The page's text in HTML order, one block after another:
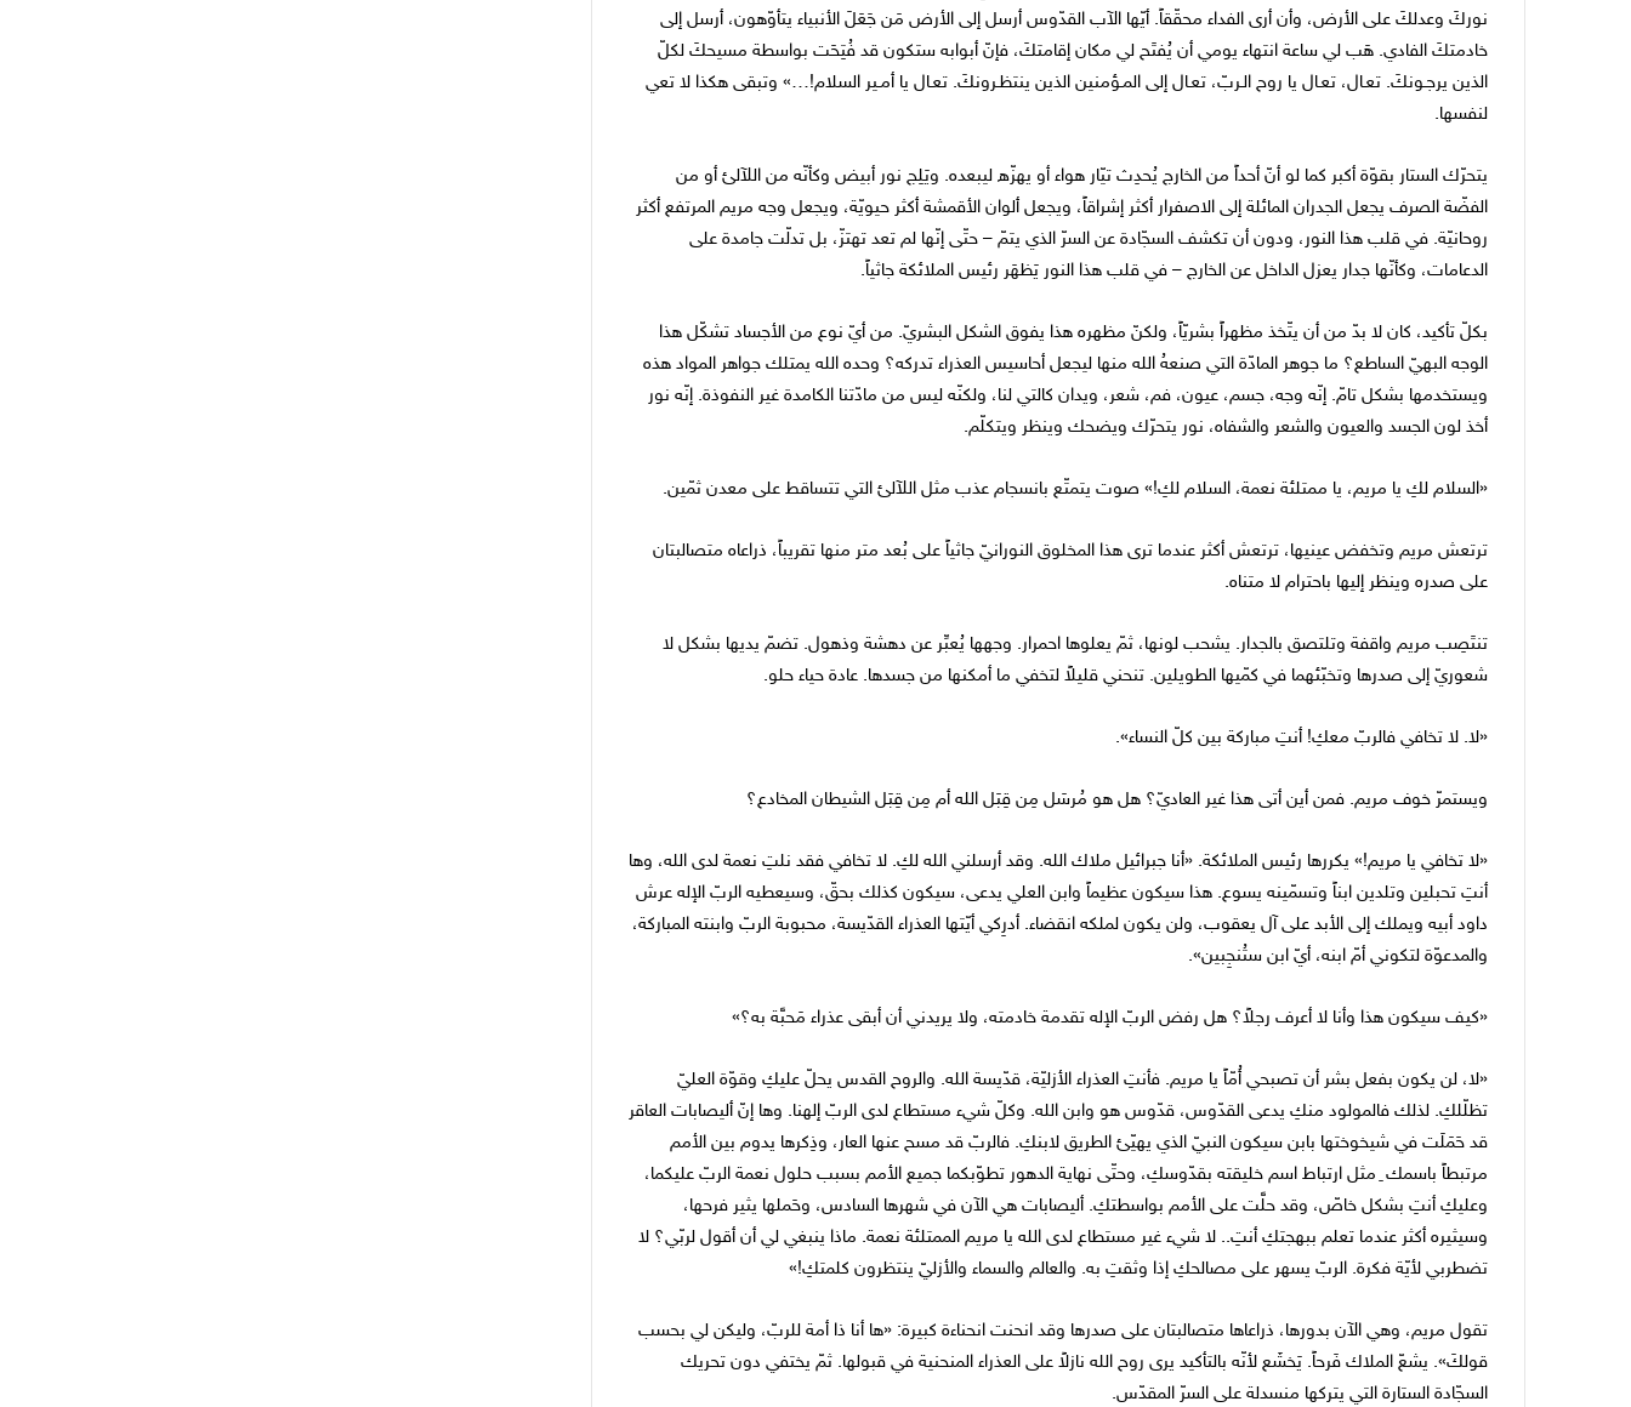
نوركَ وعدلكَ على الأرض، وأن أرى الفداء محقّقاً. أيّها الآب القدّوس أرسل إلى الأرض مَن جَعَلَ الأنبياء يتأوّهون، أرسل إلى
خادمتكَ الفادي. هَب لي ساعة انتهاء يومي أن يُفتَح لي مكان إقامتكَ، فإنّ أبوابه ستكون قد فُتِحَت بواسطة مسيحكَ لكلّ
الذين يرجـونكَ. تعـال، تعـال يا روح الـربّ، تعـال إلى المـؤمنين الذين ينتظـرونكَ. تعـال يا أمـير السلام!…» وتبقى هكذا لا تعي
لنفسها.
يتحرّك الستار بقوّة أكبر كما لو أنّ أحداً من الخارج يُحدِث تيّار هواء أو يهزّه ليبعده. ويَلِج نور أبيض وكأنّه من اللآلئ أو من
الفضّة الصرف يجعل الجدران المائلة إلى الاصفرار أكثر إشراقاً، ويجعل ألوان الأقمشة أكثر حيويّة، ويجعل وجه مريم المرتفع أكثر
روحانيّة. في قلب هذا النور، ودون أن تكشف السجّادة عن السرّ الذي يتمّ – حتّى إنّها لم تعد تهتزّ، بل تدلّت جامدة على
الدعامات، وكأنّها جدار يعزل الداخل عن الخارج – في قلب هذا النور يَظهَر رئيس الملائكة جاثياً.
بكلّ تأكيد، كان لا بدّ من أن يتّخذ مظهراً بشريّاً، ولكنّ مظهره هذا يفوق الشكل البشريّ. من أيّ نوع من الأجساد تشكّل هذا
الوجه البهيّ الساطع؟ ما جوهر المادّة التي صنعهُ الله منها ليجعل أحاسيس العذراء تدركه؟ وحده الله يمتلك جواهر المواد هذه
ويستخدمها بشكل تامّ. إنّه وجه، جسم، عيون، فم، شعر، ويدان كالتي لنا، ولكنّه ليس من مادّتنا الكامدة غير النفوذة. إنّه نور
أخذ لون الجسد والعيون والشعر والشفاه، نور يتحرّك ويضحك وينظر ويتكلّم.
«السلام لكِ يا مريم، يا ممتلئة نعمة، السلام لكِ!» صوت يتمتّع بانسجام عذب مثل اللآلئ التي تتساقط على معدن ثمّين.
ترتعش مريم وتخفض عينيها، ترتعش أكثر عندما ترى هذا المخلوق النورانيّ جاثياً على بُعد متر منها تقريباً، ذراعاه متصالبتان
على صدره وينظر إليها باحترام لا متناه.
تنتَصِب مريم واقفة وتلتصق بالجدار. يشحب لونها، ثمّ يعلوها احمرار. وجهها يُعبِّر عن دهشة وذهول. تضمّ يديها بشكل لا
شعوريّ إلى صدرها وتخبّئهما في كمّيها الطويلين. تنحني قليلاً لتخفي ما أمكنها من جسدها. عادة حياء حلو.
«لا. لا تخافي فالربّ معكِ! أنتِ مباركة بين كلّ النساء».
ويستمرّ خوف مريم. فمن أين أتى هذا غير العاديّ؟ هل هو مُرسَل مِن قِبَل الله أم مِن قِبَل الشيطان المخادع؟
«لا تخافي يا مريم!» يكررها رئيس الملائكة. «أنا جبرائيل ملاك الله. وقد أرسلني الله لكِ. لا تخافي فقد نلتِ نعمة لدى الله، وها
أنتِ تحبلين وتلدين ابناً وتسمّينه يسوع. هذا سيكون عظيماً وابن العلي يدعى، سيكون كذلك بحقّ، وسيعطيه الربّ الإله عرش
داود أبيه ويملك إلى الأبد على آل يعقوب، ولن يكون لملكه انقضاء. أدرِكي أيّتها العذراء القدّيسة، محبوبة الربّ وابنته المباركة،
والمدعوّة لتكوني أمّ ابنه، أيّ ابن ستُنجِبين».
«كيف سيكون هذا وأنا لا أعرف رجلاً؟ هل رفض الربّ الإله تقدمة خادمته، ولا يريدني أن أبقى عذراء مَحبَّة به؟»
«لا، لن يكون بفعل بشر أن تصبحي أُمّاً يا مريم. فأنتِ العذراء الأزليّة، قدّيسة الله. والروح القدس يحلّ عليكِ وقوّة العليّ
تظلّلكِ. لذلك فالمولود منكِ يدعى القدّوس، قدّوس هو وابن الله. وكلّ شيء مستطاع لدى الربّ إلهنا. وها إنّ أليصابات العاقر
قد حَمَلَت في شيخوختها بابن سيكون النبيّ الذي يهيّئ الطريق لابنكِ. فالربّ قد مسح عنها العار، وذِكرها يدوم بين الأمم
مرتبطاً باسمك ِ مثل ارتباط اسم خليقته بقدّوسكِ، وحتّى نهاية الدهور تطوّبكما جميع الأمم بسبب حلول نعمة الربّ عليكما،
وعليكِ أنتِ بشكل خاصّ، وقد حلَّت على الأمم بواسطتكِ. أليصابات هي الآن في شهرها السادس، وحَملها يثير فرحها،
وسيثيره أكثر عندما تعلم ببهجتكِ أنتِ.. لا شيء غير مستطاع لدى الله يا مريم الممتلئة نعمة. ماذا ينبغي لي أن أقول لربّي؟ لا
تضطربي لأيّة فكرة. الربّ يسهر على مصالحكِ إذا وثقتِ به. والعالم والسماء والأزليّ ينتظرون كلمتكِ!»
تقول مريم، وهي الآن بدورها، ذراعاها متصالبتان على صدرها وقد انحنت انحناءة كبيرة: «ها أنا ذا أمة للربّ، وليكن لي بحسب
قولكَ». يشعّ الملاك فَرحاً. يَخشَع لأنّه بالتأكيد يرى روح الله نازلاً على العذراء المنحنية في قبولها. ثمّ يختفي دون تحريك
السجّادة الستارة التي يتركها منسدلة على السرّ المقدّس.